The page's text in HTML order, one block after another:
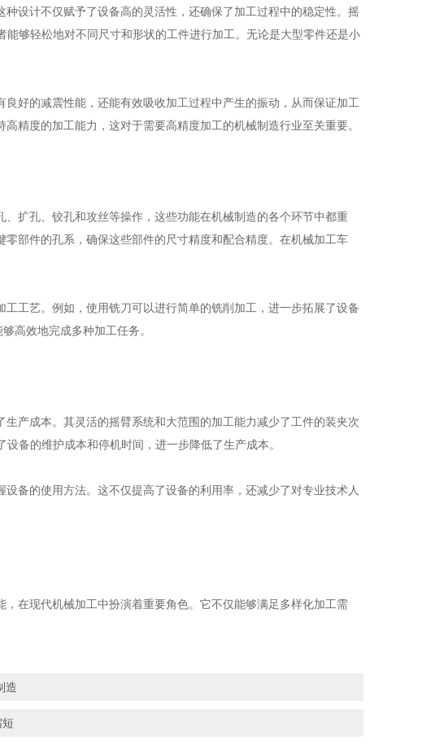
计不仅赋予了设备高的灵活性，还确保了加工过程中的稳定性。摇
够轻松地对不同尺寸和形状的工件进行加工。无论是大型零件还是小
的减震性能，还能有效吸收加工过程中产生的振动，从而保证加工
精度的加工能力，这对于需要高精度加工的机械制造行业至关重要。
孔、铰孔和攻丝等操作，这些功能在机械制造的各个环节中都重
部件的孔系，确保这些部件的尺寸精度和配合精度。在机械加工车
艺。例如，使用铣刀可以进行简单的铣削加工，进一步拓展了设备
高效地完成多种加工任务。
成本。其灵活的摇臂系统和大范围的加工能力减少了工件的装夹次
备的维护成本和停机时间，进一步降低了生产成本。
的使用方法。这不仅提高了设备的利用率，还减少了对专业技术人
现代机械加工中扮演着重要角色。它不仅能够满足多样化加工需
造